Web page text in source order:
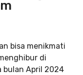
bisa menikmati
di
bulan April 2024